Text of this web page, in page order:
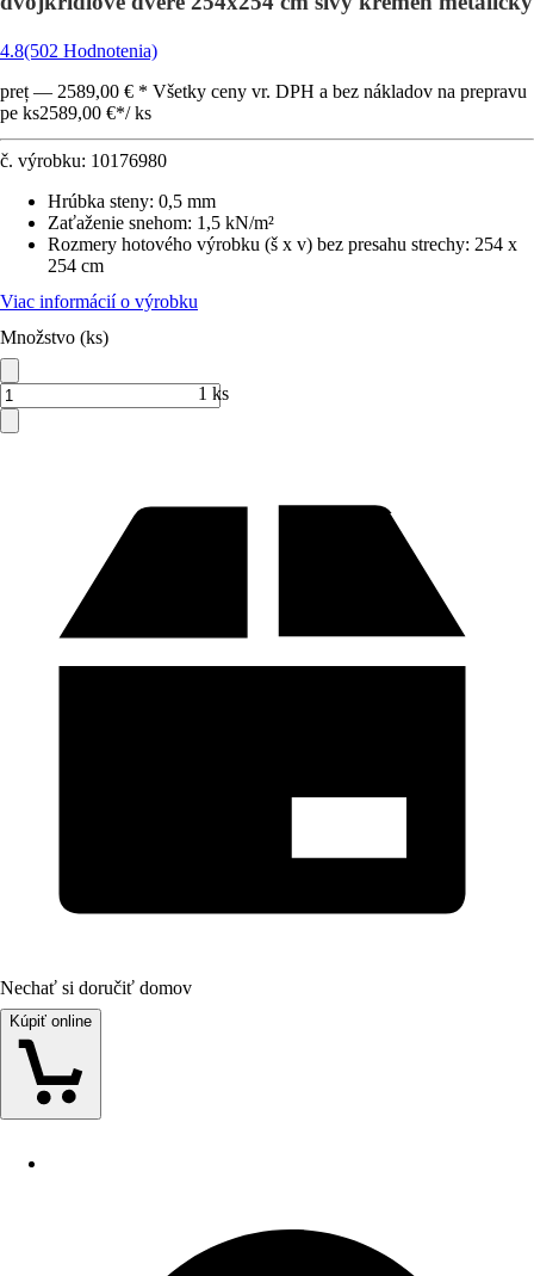
4.8(502 Hodnotenia)
preț — 2589,00 € * Všetky ceny vr. DPH a bez nákladov na prepravu
pe ks2589,00 €*/ ks
č. výrobku: 10176980
Hrúbka steny: 0,5 mm
Zaťaženie snehom: 1,5 kN/m²
Rozmery hotového výrobku (š x v) bez presahu strechy: 254 x
254 cm
Viac informácií o výrobku
Množstvo (ks)
1 ks
Nechať si doručiť domov
Kúpiť online